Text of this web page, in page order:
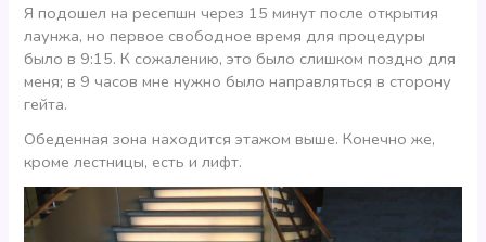
Я подошел на ресепшн через 15 минут после открытия
лаунжа, но первое свободное время для процедуры
было в 9:15. К сожалению, это было слишком поздно для
меня; в 9 часов мне нужно было направляться в сторону
гейта.
Обеденная зона находится этажом выше. Конечно же,
кроме лестницы, есть и лифт.